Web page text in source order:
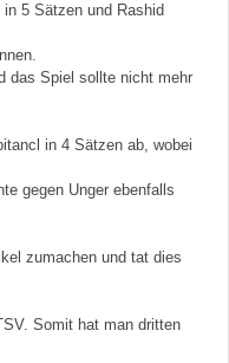
5 Sätzen und Rashid
das Spiel sollte nicht mehr
in 4 Sätzen ab, wobei
gegen Unger ebenfalls
zumachen und tat dies
Somit hat man dritten